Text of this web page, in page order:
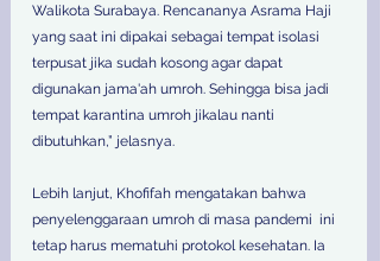
Walikota Surabaya. Rencananya Asrama Haji
yang saat ini dipakai sebagai tempat isolasi
terpusat jika sudah kosong agar dapat
digunakan jama'ah umroh. Sehingga bisa jadi
tempat karantina umroh jikalau nanti
dibutuhkan,” jelasnya.
Lebih lanjut, Khofifah mengatakan bahwa
penyelenggaraan umroh di masa pandemi  ini
tetap harus mematuhi protokol kesehatan. Ia